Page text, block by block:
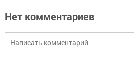
Нет комментариев